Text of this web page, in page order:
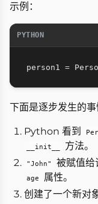
示例：
PYTHON
person1 =
下面是逐步发生的事
Python 看到
__init__ 方法。
"John" 被赋值给
age
属性。
创建了一个新对